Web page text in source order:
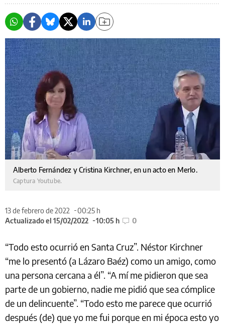
Alberto Fernández y Cristina Kirchner, en un acto en Merlo.
Captura Youtube.
13 de febrero de 2022
00:25 h
Actualizado el 15/02/2022
10:05 h 0
“Todo esto ocurrió en Santa Cruz”. Néstor Kirchner
“me lo presentó (a Lázaro Baéz) como un amigo, como
una persona cercana a él”. “A mí me pidieron que sea
parte de un gobierno, nadie me pidió que sea cómplice
de un delincuente”. “Todo esto me parece que ocurrió
después (de) que yo me fui porque en mi época esto yo